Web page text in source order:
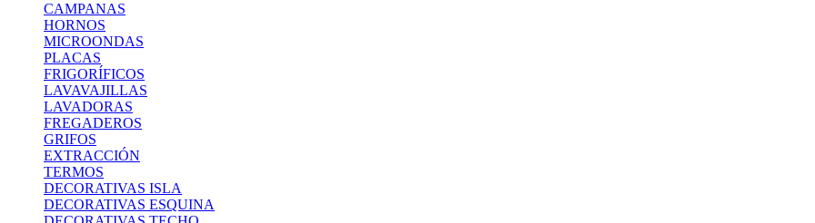
CAMPANAS
HORNOS
MICROONDAS
PLACAS
FRIGORÍFICOS
LAVAVAJILLAS
LAVADORAS
FREGADEROS
GRIFOS
EXTRACCIÓN
TERMOS
DECORATIVAS ISLA
DECORATIVAS ESQUINA